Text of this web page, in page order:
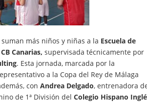
más niños y niñas a la Escuela de
Canarias, supervisada técnicamente por
. Esta jornada, marcada por la
a la Copa del Rey de Málaga
con Andrea Delgado, entrenadora
de 1ª División del Colegio Hispano